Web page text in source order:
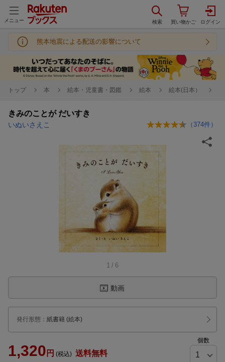
メニュー
熊本地震による配送の影響について
トップ 本 絵本・児童書・図鑑 絵本 絵本(日本）
きみのことが だいすき
いぬいさえこ （ 374件）
1 / 6
動画
発行形態 ： 紙書籍 (絵本)
1,320 円 (税込) 送料無料
個数